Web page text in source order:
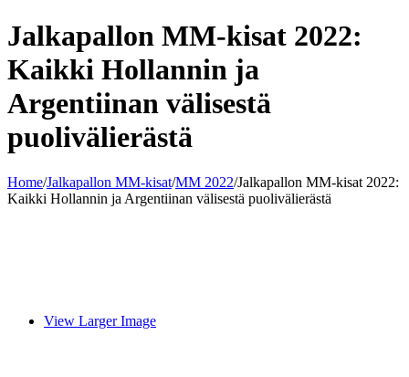
Jalkapallon MM-kisat 2022:
Kaikki Hollannin ja
Argentiinan välisestä
puolivälierästä
Home/Jalkapallon MM-kisat/MM 2022/Jalkapallon MM-kisat 2022:
Kaikki Hollannin ja Argentiinan välisestä puolivälierästä
View Larger Image